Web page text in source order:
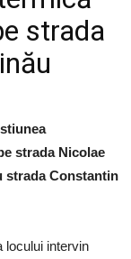
strada
strada Nicolae
strada Constantin
locului intervin